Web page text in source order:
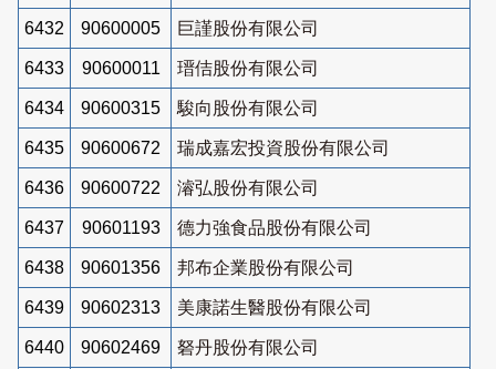
6432 90600005 巨謹股份有限公司
6433 90600011 瑨佶股份有限公司
6434 90600315 駿向股份有限公司
6435 90600672 瑞成嘉宏投資股份有限公司
6436 90600722 濬弘股份有限公司
6437 90601193 德力強食品股份有限公司
6438 90601356 邦布企業股份有限公司
6439 90602313 美康諾生醫股份有限公司
6440 90602469 砮丹股份有限公司